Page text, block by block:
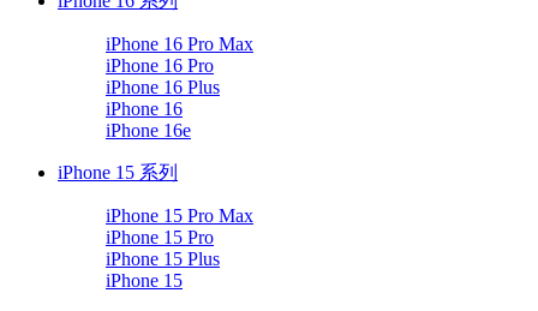
iPhone 16 Pro Max
iPhone 16 Pro
iPhone 16 Plus
iPhone 16
iPhone 16e
iPhone 15 系列
iPhone 15 Pro Max
iPhone 15 Pro
iPhone 15 Plus
iPhone 15